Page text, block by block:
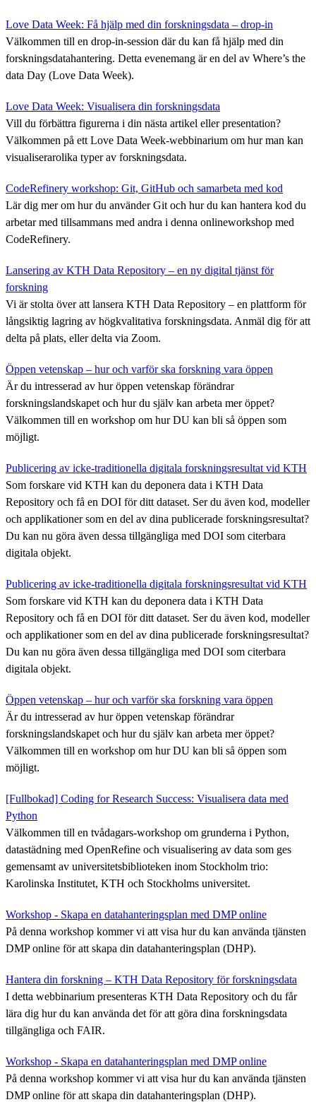
Love Data Week: Få hjälp med din forskningsdata – drop-in
Välkommen till en drop-in-session där du kan få hjälp med din
forskningsdatahantering. Detta evenemang är en del av Where’s the
data Day (Love Data Week).
Love Data Week: Visualisera din forskningsdata
Vill du förbättra figurerna i din nästa artikel eller presentation?
Välkommen på ett Love Data Week-webbinarium om hur man kan
visualiserarolika typer av forskningsdata.
CodeRefinery workshop: Git, GitHub och samarbeta med kod
Lär dig mer om hur du använder Git och hur du kan hantera kod du
arbetar med tillsammans med andra i denna onlineworkshop med
CodeRefinery.
Lansering av KTH Data Repository – en ny digital tjänst för
forskning
Vi är stolta över att lansera KTH Data Repository – en plattform för
långsiktig lagring av högkvalitativa forskningsdata. Anmäl dig för att
delta på plats, eller delta via Zoom.
Öppen vetenskap – hur och varför ska forskning vara öppen
Är du intresserad av hur öppen vetenskap förändrar
forskningslandskapet och hur du själv kan arbeta mer öppet?
Välkommen till en workshop om hur DU kan bli så öppen som
möjligt.
Publicering av icke-traditionella digitala forskningsresultat vid KTH
Som forskare vid KTH kan du deponera data i KTH Data
Repository och få en DOI för ditt dataset. Ser du även kod, modeller
och applikationer som en del av dina publicerade forskningsresultat?
Du kan nu göra även dessa tillgängliga med DOI som citerbara
digitala objekt.
Publicering av icke-traditionella digitala forskningsresultat vid KTH
Som forskare vid KTH kan du deponera data i KTH Data
Repository och få en DOI för ditt dataset. Ser du även kod, modeller
och applikationer som en del av dina publicerade forskningsresultat?
Du kan nu göra även dessa tillgängliga med DOI som citerbara
digitala objekt.
Öppen vetenskap – hur och varför ska forskning vara öppen
Är du intresserad av hur öppen vetenskap förändrar
forskningslandskapet och hur du själv kan arbeta mer öppet?
Välkommen till en workshop om hur DU kan bli så öppen som
möjligt.
[Fullbokad] Coding for Research Success: Visualisera data med
Python
Välkommen till en tvådagars-workshop om grunderna i Python,
datastädning med OpenRefine och visualisering av data som ges
gemensamt av universitetsbiblioteken inom Stockholm trio:
Karolinska Institutet, KTH och Stockholms universitet.
Workshop - Skapa en datahanteringsplan med DMP online
På denna workshop kommer vi att visa hur du kan använda tjänsten
DMP online för att skapa din datahanteringsplan (DHP).
Hantera din forskning – KTH Data Repository för forskningsdata
I detta webbinarium presenteras KTH Data Repository och du får
lära dig hur du kan använda det för att göra dina forskningsdata
tillgängliga och FAIR.
Workshop - Skapa en datahanteringsplan med DMP online
På denna workshop kommer vi att visa hur du kan använda tjänsten
DMP online för att skapa din datahanteringsplan (DHP).